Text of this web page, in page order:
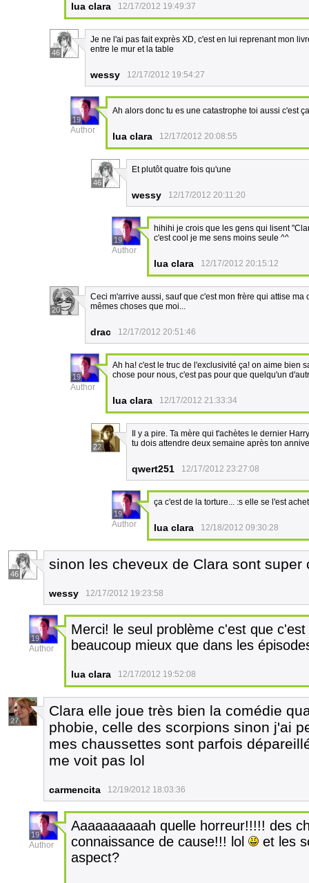
lua clara 12/17/2012 19:49:37
46
Je ne l'ai pas fait exprès XD, c'est en lui reprenant mon
entre le mur et la table
wessy 12/17/2012 19:54:27
19
Author
Ah alors donc tu es une catastrophe toi aussi c'est
lua clara 12/17/2012 20:08:55
46
Et plutôt quatre fois qu'une
wessy 12/17/2012 20:11:20
19
Author
hihihi je crois que les gens qui lisent
c'est cool je me sens moins seule ^^
lua clara 12/17/2012 20:15:12
20
Ceci m'arrive aussi, sauf que c'est mon frère qui attise
mêmes choses que moi...
drac 12/17/2012 20:51:46
19
Author
Ah ha! c'est le truc de l'exclusivité ça! on aime bien
chose pour nous, c'est pas pour que quelqu'un
lua clara 12/17/2012 21:33:34
22
Il y a pire. Ta mère qui t'achètes le dernier
tu dois attendre deux semaine après ton
qwert251 12/17/2012 23:27:08
19
Author
ça c'est de la torture... :s elle se l'est
lua clara 12/18/2012 09:30:28
46
sinon les cheveux de Clara sont super
wessy 12/17/2012 19:23:58
19
Author
Merci! le seul problème c'est que
beaucoup mieux que dans les
lua clara 12/17/2012 19:52:08
27
Clara elle joue très bien la comédie
phobie, celle des scorpions sinon j'ai
mes chaussettes sont parfois
me voit pas lol
carmencita 12/19/2012 18:03:36
19
Author
Aaaaaaaaaah quelle horreur!!!!! des
connaissance de cause!!! lol
et les
aspect?